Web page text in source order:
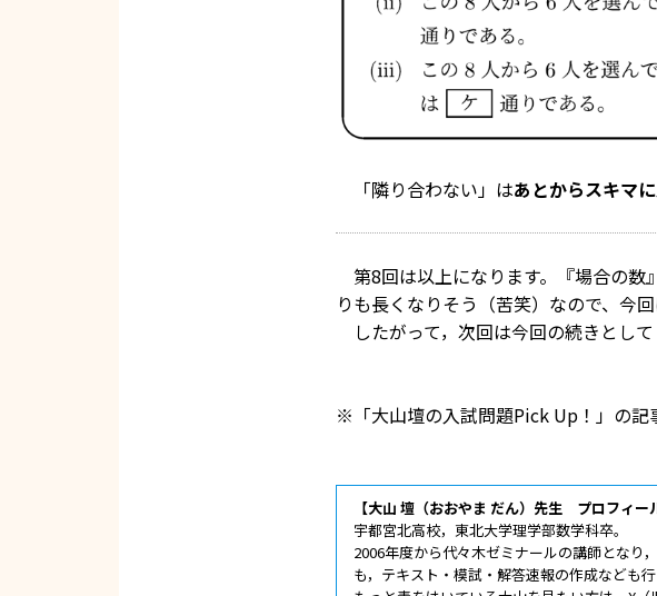
「隣り合わない」はあとからスキマ
第8回は以上になります。『場合の数
りも長くなりそう（苦笑）なので、今
したがって，次回は今回の続きとし
※「大山壇の入試問題Pick Up！」の記
【大山 壇（おおやま だん）先生 プロフィー
宇都宮北高校，東北大学理学部数学科卒。
2006年度から代々木ゼミナールの講師となり
も，テキスト・模試・解答速報の作成なども行